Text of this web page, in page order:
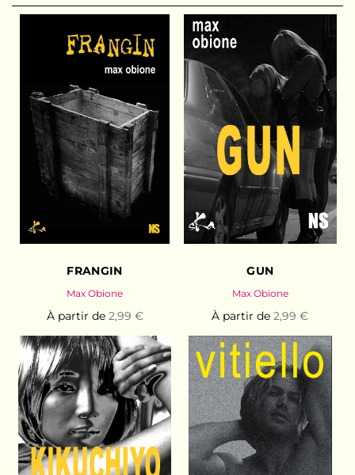
FRANGIN
Max Obione
À partir de 2,99 €
GUN
Max Obione
À partir de2,99 €